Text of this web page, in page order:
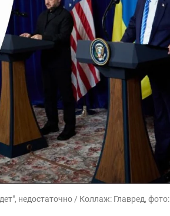
недостаточно / Коллаж: Главред, фото: